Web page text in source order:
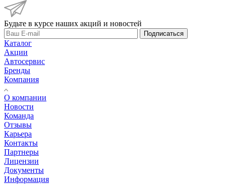
Будьте в курсе наших акций и новостей
Подписаться
Каталог
Акции
Автосервис
Бренды
Компания
О компании
Новости
Команда
Отзывы
Карьера
Контакты
Партнеры
Лицензии
Документы
Информация